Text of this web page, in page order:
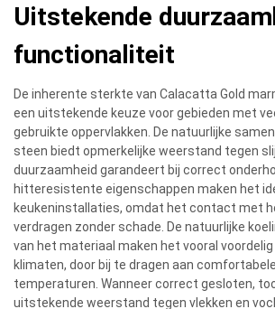
Uitstekende
functionaliteit
De inherente sterkte van Calacatta Gold
een uitstekende keuze voor gebieden met
gebruikte oppervlakken. De natuurlijke
steen biedt opmerkelijke weerstand tegen
duurzaamheid garandeert bij correct
hitteresistente eigenschappen maken het
keukeninstallaties, omdat het contact met
verdragen zonder schade. De natuurlijke
van het materiaal maken het vooral
klimaten, door bij te dragen aan
temperaturen. Wanneer correct gesloten,
uitstekende weerstand tegen vlekken en